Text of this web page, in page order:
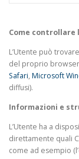
Come controllare
L’Utente può
del proprio
Safari, Microsoft
diffusi).
Informazioni e
L’Utente ha a
direttamente quali
come ad esempio